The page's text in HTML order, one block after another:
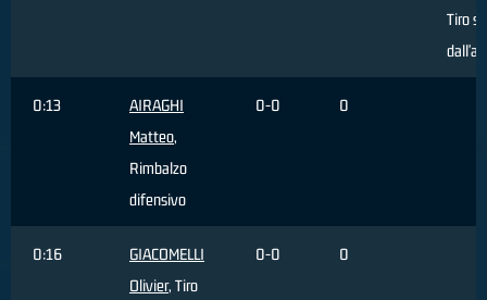
Tiro
0:13
AIRAGHI
Matteo,
Rimbalzo
difensivo
0-0 0
0:16
GIACOMELLI
Olivier, Tiro
0-0 0